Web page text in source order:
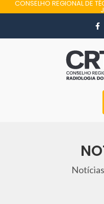
CONSELHO REGIONAL DE